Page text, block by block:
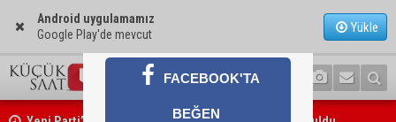
Android uygulamamız
Google Play'de mevcut
Yükle
Yeni Parti’nin Sarıçam ve Karataş teşkilatları oluşturuldu
FACEBOOK'TA
BEĞEN